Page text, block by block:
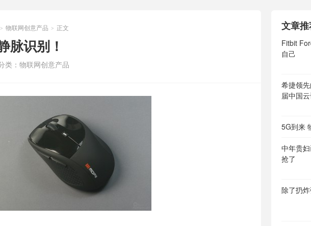
> 物联网创意产品 > 正文
脉识别！
类： 物联网创意产品
文章
Fitbit
自己
希捷领
届中国
5G到来
中年贵
抢了
除了扔